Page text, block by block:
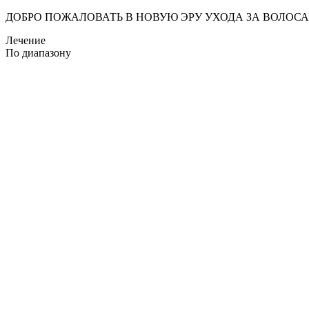
ДОБРО ПОЖАЛОВАТЬ В НОВУЮ ЭРУ УХОДА ЗА
Лечение
По диапазону